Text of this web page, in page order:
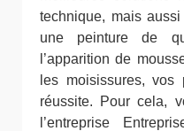
technique, mais
une peinture de
l’apparition de
les moisissures, vos
réussite. Pour cela,
l’entreprise